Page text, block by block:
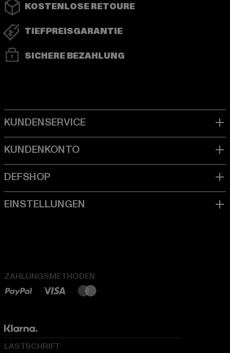
KOSTENLOSE RETOURE
TIEFPREISGARANTIE
SICHERE BEZAHLUNG
ZAHLUNGSMETHODEN
LASTSCHRIFT